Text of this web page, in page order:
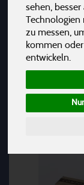
sehen,
Technologien
zu messen,
kommen
entwickeln.
Hersteller